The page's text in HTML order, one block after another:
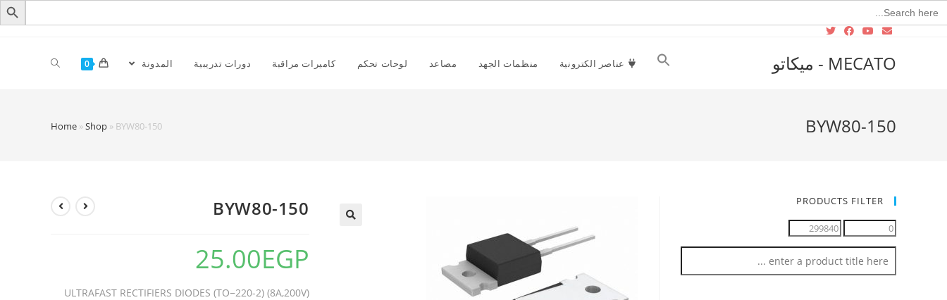
Search
for:
MECATO - ميكاتو عناصر الكترونية منظمات الجهد مصاعد لوحات تحكم كاميرات مراقبة دورات تدريبية المدونة 0
BYW80-150
Home »Shop » BYW80-150
BYW80-150
25.00EGP
(8A,200V) ULTRAFAST RECTIFIERS DIODES (TO−220-2)
PRODUCTS FILTER